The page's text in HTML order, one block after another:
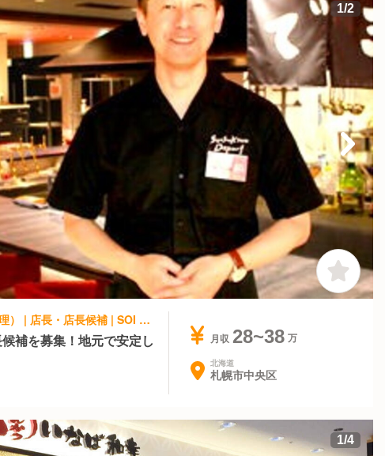
1/2
アジア料理・エスニック, 専門店（各国料理） | 店長・店長候補 | SOI maruyama
補を募集！地元で安定し
月収 28~38
北海道
札幌市中央区
1/4